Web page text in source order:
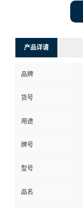
产品详请
品牌
货号
用途
牌号
型号
品名